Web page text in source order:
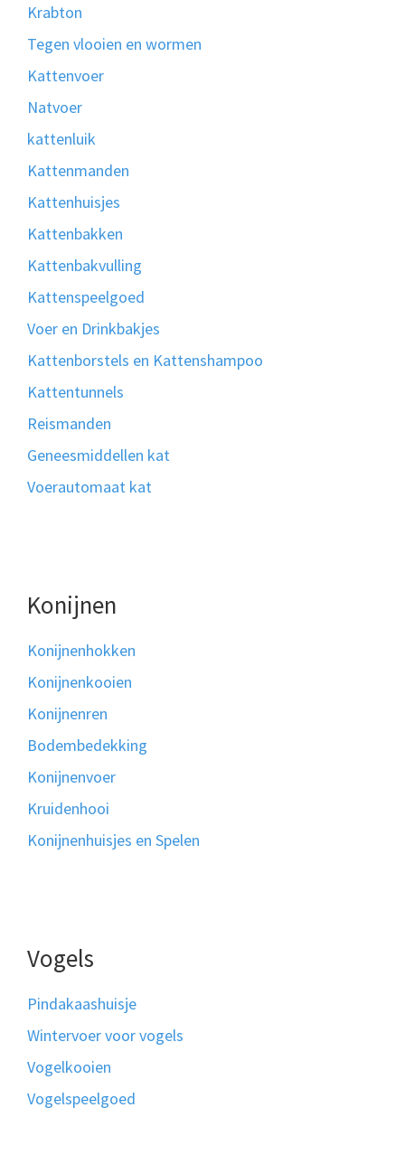
Krabton
Tegen vlooien en wormen
Kattenvoer
Natvoer
kattenluik
Kattenmanden
Kattenhuisjes
Kattenbakken
Kattenbakvulling
Kattenspeelgoed
Voer en Drinkbakjes
Kattenborstels en Kattenshampoo
Kattentunnels
Reismanden
Geneesmiddellen kat
Voerautomaat kat
Konijnen
Konijnenhokken
Konijnenkooien
Konijnenren
Bodembedekking
Konijnenvoer
Kruidenhooi
Konijnenhuisjes en Spelen
Vogels
Pindakaashuisje
Wintervoer voor vogels
Vogelkooien
Vogelspeelgoed